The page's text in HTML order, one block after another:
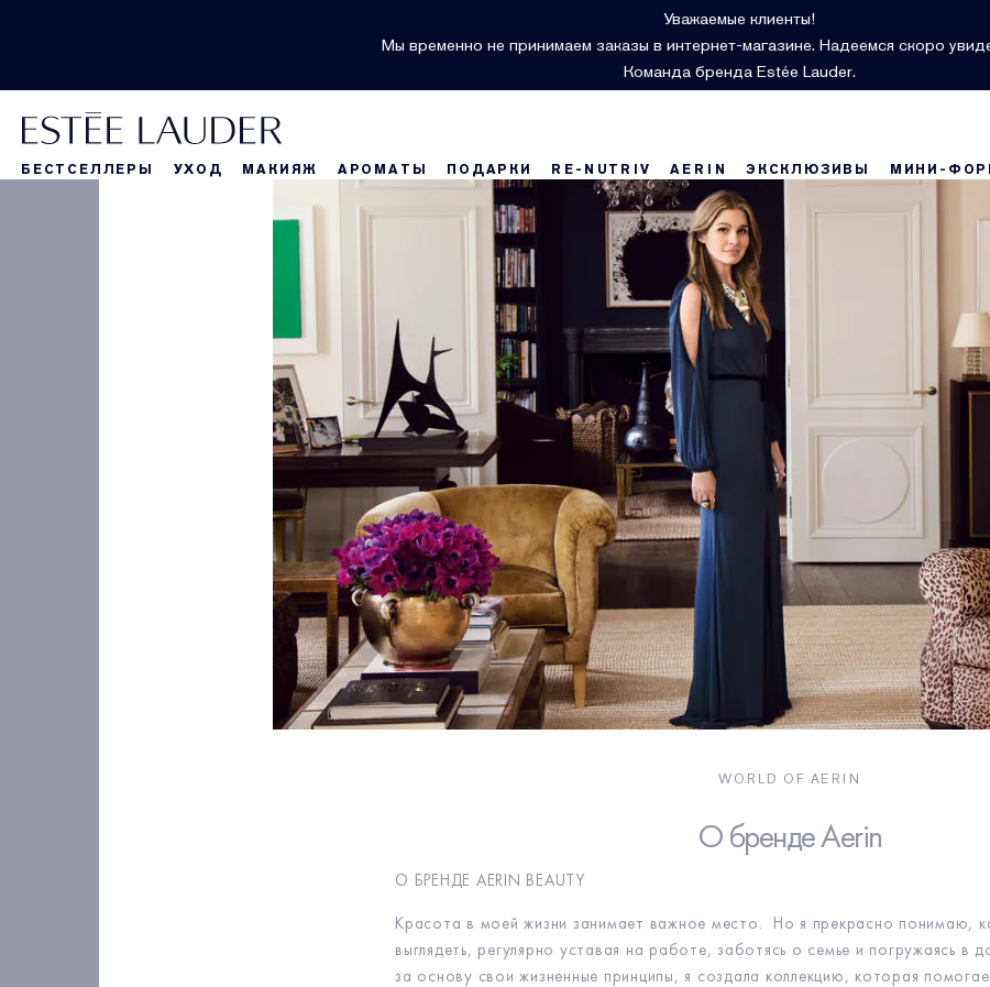
Уважаемые клиенты!
Мы временно не принимаем заказы в интернет-магазине. Надеемся скоро
Команда бренда Estée Lauder.
БЕСТСЕЛЛЕРЫ УХОД МАКИЯЖ АРОМАТЫ ПОДАРКИ RE-NUTRIV AERIN ЭКСКЛЮЗИВЫ МИНИ-
WORLD OF AERIN
О бренде Aerin
О БРЕНДЕ AERIN BEAUTY
Красота в моей жизни занимает важное место. Но я прекрасно понимаю,
выглядеть, регулярно уставая на работе, заботясь о семье и погружаясь в
за основу свои жизненные принципы, я создала коллекцию, которая